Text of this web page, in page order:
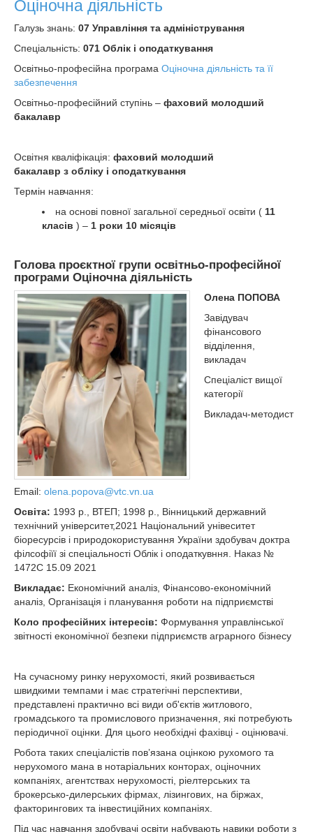
Оціночна діяльність
Галузь знань: 07 Управління та адміністрування
Спеціальність: 071 Облік і оподаткування
Освітньо-професійна програма Оціночна діяльність та її
забезпечення
Освітньо-професійний ступінь – фаховий молодший
бакалавр
Освітня кваліфікація: фаховий молодший
бакалавр з обліку і оподаткування
Термін навчання:
на основі повної загальної середньої освіти ( 11
класів ) – 1 роки 10 місяців
Голова проєктної групи освітньо-професійної
програми Оціночна діяльність
Олена ПОПОВА
Завідувач
фінансового
відділення,
викладач
Спеціаліст вищої
категорії
Викладач-методист
Email: olena.popova@vtc.vn.ua
Освіта: 1993 р., ВТЕП; 1998 р., Вінницький державний
технічний університет,2021 Національний унівеситет
біоресурсів і природокористування України здобувач доктра
філсофіїї зі спеціальності Облік і оподаткувння. Наказ №
1472С 15.09 2021
Викладає: Економічний аналіз, Фінансово-економічний
аналіз, Організація і планування роботи на підприємстві
Коло професійних інтересів: Формування управлінської
звітності економічної безпеки підприємств аграрного бізнесу
На сучасному ринку нерухомості, який розвивається
швидкими темпами і має стратегічні перспективи,
представлені практично всі види об'єктів житлового,
громадського та промислового призначення, які потребують
періодичної оцінки. Для цього необхідні фахівці - оцінювачі.
Робота таких спеціалістів пов’язана оцінкою рухомого та
нерухомого мана в нотаріальних конторах, оціночних
компаніях, агентствах нерухомості, ріелтерських та
брокерсько-дилерських фірмах, лізингових, на біржах,
факторингових та інвестиційних компаніях.
Під час навчання здобувачі освіти набувають навики роботи з